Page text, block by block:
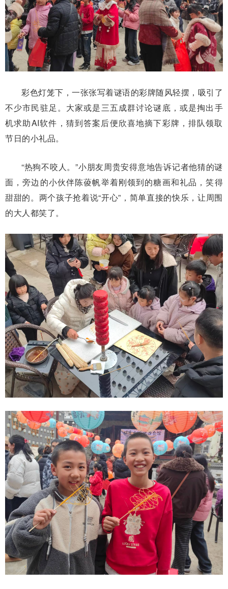
彩色灯笼下，一张张写着谜语的彩牌随风轻摆，吸引了
不少市民驻足。大家或是三五成群讨论谜底，或是掏出手
机求助AI软件，猜到答案后便欣喜地摘下彩牌，排队领取
节日的小礼品。
“热狗不咬人。”小朋友周贵安得意地告诉记者他猜的谜
面，旁边的小伙伴陈葰帆举着刚领到的糖画和礼品，笑得
甜甜的。两个孩子抢着说“开心”，简单直接的快乐，让周围
的大人都笑了。